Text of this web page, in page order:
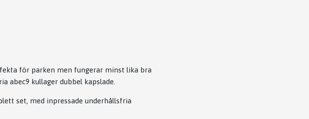
för parken men fungerar minst lika bra
abec9 kullager dubbel kapslade.
set, med inpressade underhållsfria